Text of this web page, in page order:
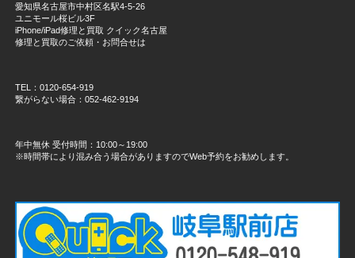
愛知県名古屋市中村区名駅4-5-26
ユニモール桜ビル3F
iPhone/iPad修理と買取 クイック名古屋
修理と買取のご依頼・お問合せは
TEL：0120-654-919
繋がらない場合：052-462-9194
年中無休 受付時間：10:00～19:00
※時間帯により混み合う場合がありますのでWeb予約をお勧めします。